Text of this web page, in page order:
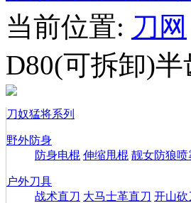
当前位置: 刀网
D80(可拆卸)半
刀奴猛将系列
野外防身
防身电棍 伸缩甩棍 靓女防狼喷
户外刀具
战术直刀 大马士革直刀 开山砍